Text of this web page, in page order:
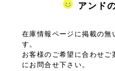
アンド
在庫情報ページに掲載の無
す。
お客様のご希望に合わせご
にお問合せ下さい。